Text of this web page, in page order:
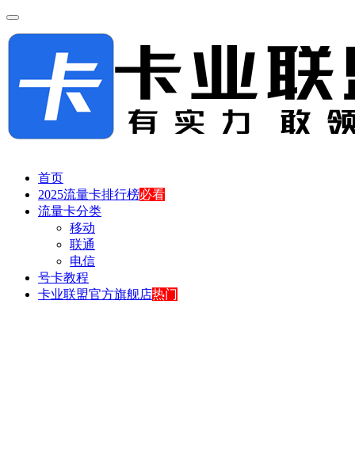
首页
2025流量卡排行榜必看
流量卡分类
移动
联通
电信
号卡教程
卡业联盟官方旗舰店热门